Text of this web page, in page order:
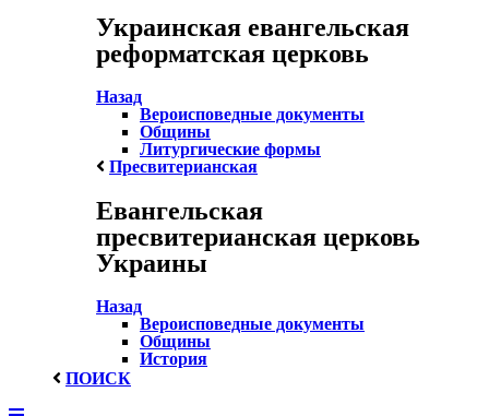
Украинская евангельская
реформатская церковь
Назад
Вероисповедные документы
Общины
Литургические формы
Пресвитерианская
Евангельская
пресвитерианская церковь
Украины
Назад
Вероисповедные документы
Общины
История
ПОИСК